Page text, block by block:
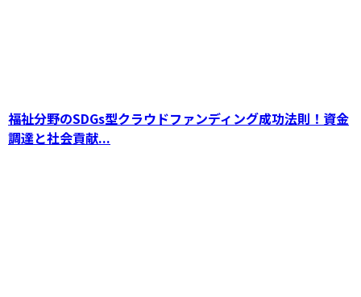
福祉分野のSDGs型クラウドファンディング成功法則！資金
調達と社会貢献...